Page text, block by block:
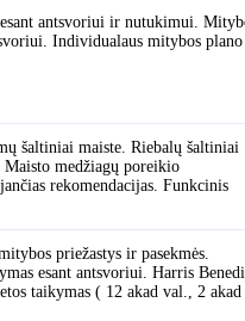
antsvoriui ir nutukimui.
Individualaus mitybos plano
šaltiniai maiste. Riebalų šaltiniai
medžiagų poreikio
rekomendacijas. Funkcinis
priežastys ir pasekmės.
esant antsvoriui. Harris
taikymas ( 12 akad val., 2 akad